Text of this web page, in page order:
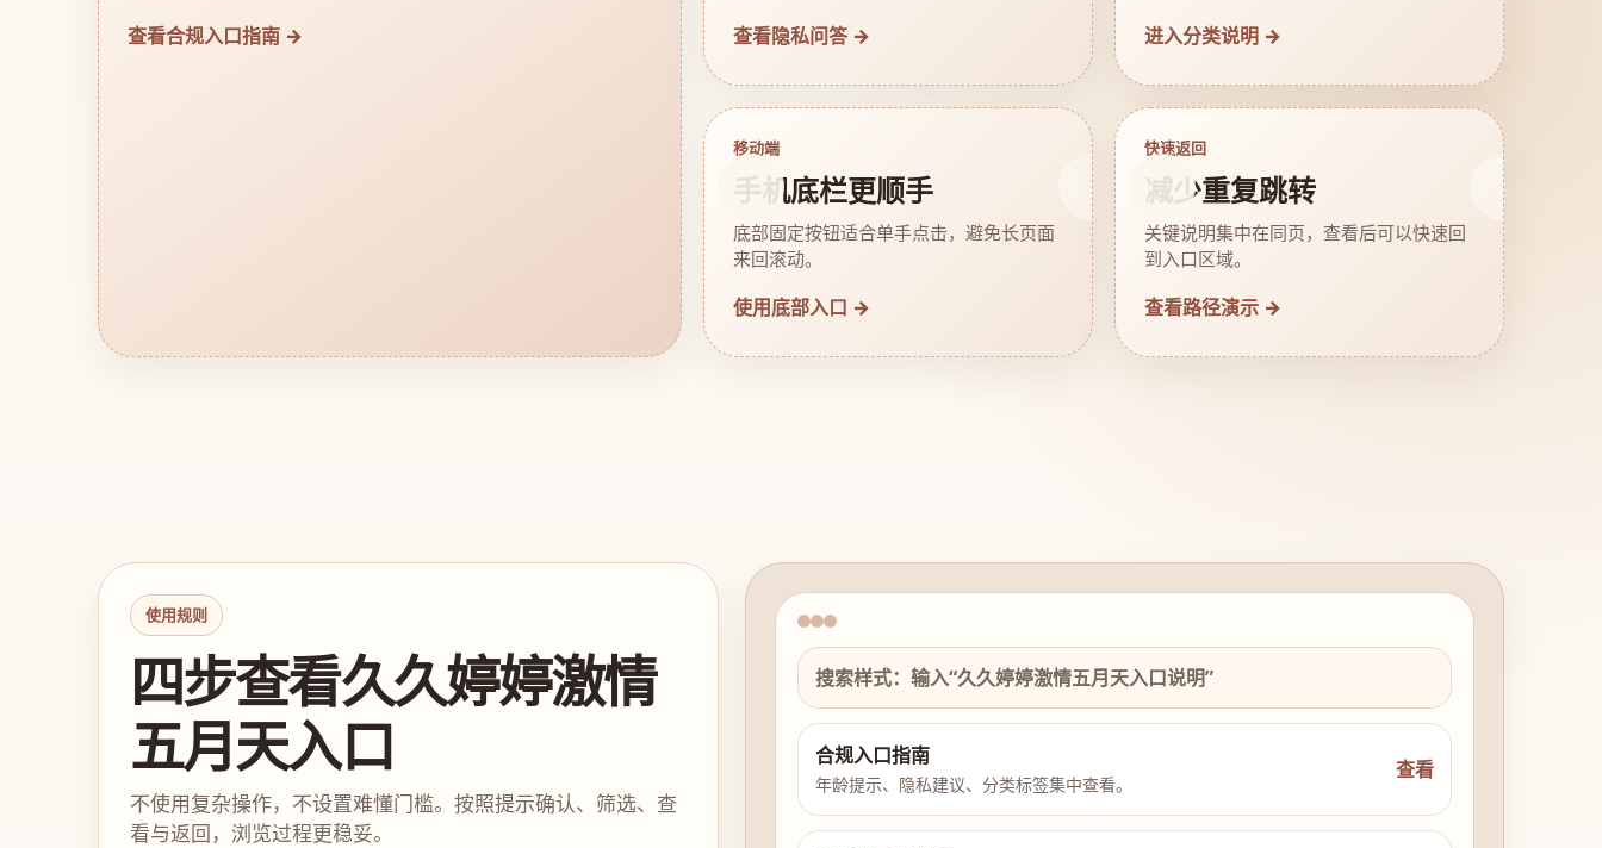
查看合规入口指南 → 查看隐私问答 → 进入分类说明 →
移动端
手机底栏更顺手
底部固定按钮适合单手点击，避免长页面
来回滚动。
使用底部入口 →
快速返回
减少重复跳转
关键说明集中在同页，查看后可以快速回
到入口区域。
查看路径演示 →
使用规则
四步查看久久婷婷激情
五月天入口
不使用复杂操作，不设置难懂门槛。按照提示确认、筛选、查
看与返回，浏览过程更稳妥。
搜索样式：输入“久久婷婷激情五月天入口说明”
合规入口指南
年龄提示、隐私建议、分类标签集中查看。
查看